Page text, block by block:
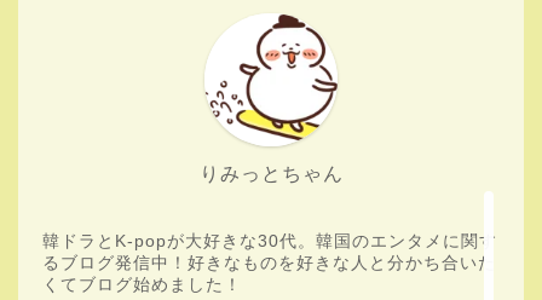
りみっとちゃん
韓ドラとK-popが大好きな30代。韓国のエンタメに関す
るブログ発信中！好きなものを好きな人と分かち合いた
くてブログ始めました！
Boys Planet